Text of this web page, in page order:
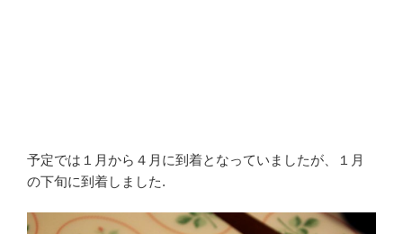
予定では１月から４月に到着となっていましたが、１月
の下旬に到着しました.